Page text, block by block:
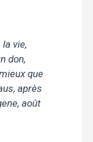
vie,
don,
que
après
août